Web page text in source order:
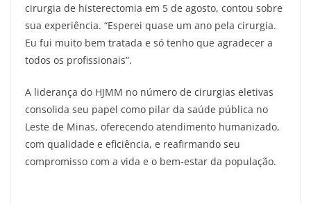
cirurgia de histerectomia em 5 de agosto, contou sobre
sua experiência. “Esperei quase um ano pela cirurgia.
Eu fui muito bem tratada e só tenho que agradecer a
todos os profissionais”.
A liderança do HJMM no número de cirurgias eletivas
consolida seu papel como pilar da saúde pública no
Leste de Minas, oferecendo atendimento humanizado,
com qualidade e eficiência, e reafirmando seu
compromisso com a vida e o bem-estar da população.